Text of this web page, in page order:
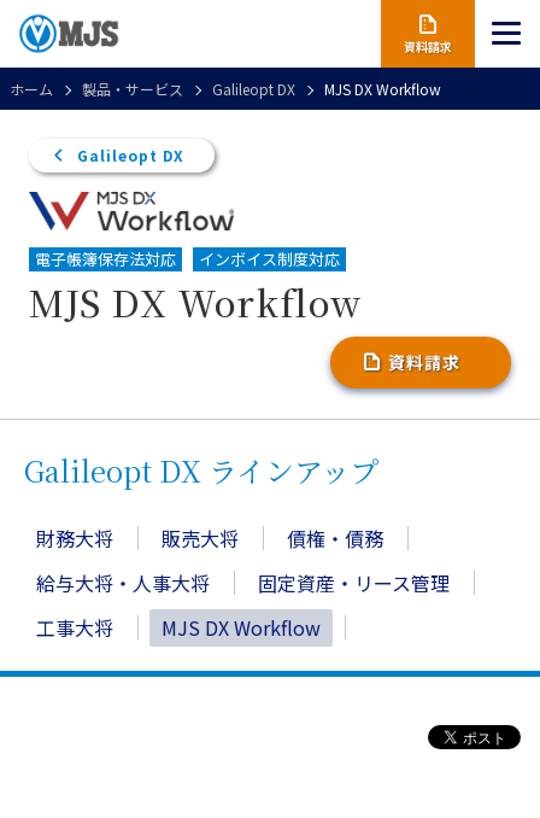
資料請求
ホーム 製品・サービス Galileopt DX MJS DX Workflow
Galileopt DX
電子帳簿保存法対応 インボイス制度対応
MJS DX Workflow
資料請求
Galileopt DX ラインアップ
財務大将 販売大将
債権・債務
給与大将・人事大将
固定資産・リース管理
工事大将
MJS DX Workflow